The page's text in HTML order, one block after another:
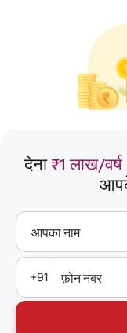
देना₹1 लाख/वर्ष
आपका नाम
+91 फ़ोन नंबर